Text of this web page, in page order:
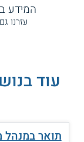
המידע באתר
עזרנו
עוד
תואר במנהל